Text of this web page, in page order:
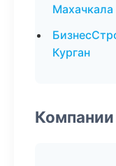
Махачкала
Курган
Компании